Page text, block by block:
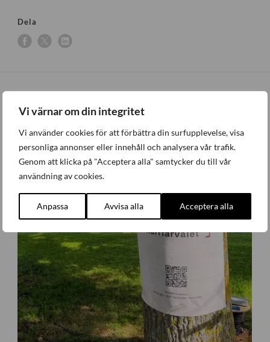
Vi värnar om din integritet
Vi använder cookies för att förbättra din surfupplevelse, visa
personliga annonser eller innehåll och analysera vår trafik.
Genom att klicka på "Acceptera alla" samtycker du till vår
användning av cookies.
Anpassa Avvisa alla Acceptera alla
Dela
Senaste nytt